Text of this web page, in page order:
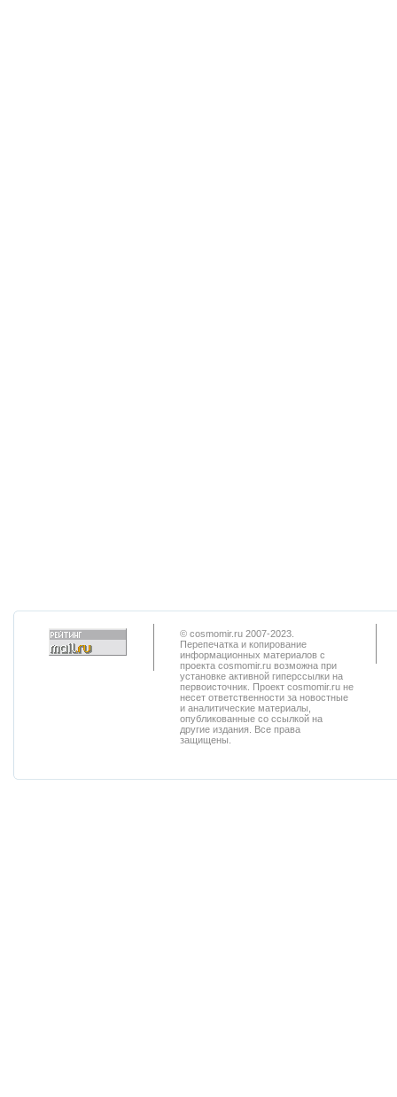
© cosmomir.ru 2007-2023.
Перепечатка и копирование
информационных материалов с
проекта cosmomir.ru возможна при
установке активной гиперссылки на
первоисточник. Проект cosmomir.ru не
несет ответственности за новостные
и аналитические материалы,
опубликованные со ссылкой на
другие издания. Все права
защищены.